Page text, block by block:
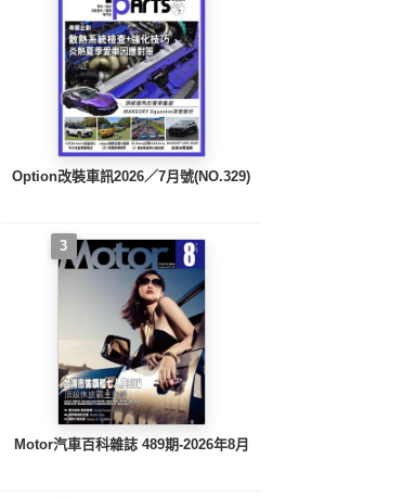
Option改裝車訊2026／7月號(NO.329)
3
Motor汽車百科雜誌 489期-2026年8月